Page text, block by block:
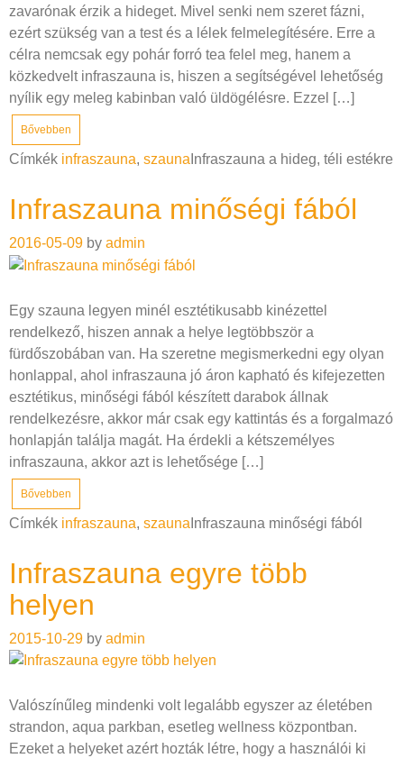
zavarónak érzik a hideget. Mivel senki nem szeret fázni,
ezért szükség van a test és a lélek felmelegítésére. Erre a
célra nemcsak egy pohár forró tea felel meg, hanem a
közkedvelt infraszauna is, hiszen a segítségével lehetőség
nyílik egy meleg kabinban való üldögélésre. Ezzel […]
Bővebben
Címkék infraszauna, szauna Infraszauna a hideg, téli estékre
Infraszauna minőségi fából
2016-05-09 by admin
Egy szauna legyen minél esztétikusabb kinézettel
rendelkező, hiszen annak a helye legtöbbször a
fürdőszobában van. Ha szeretne megismerkedni egy olyan
honlappal, ahol infraszauna jó áron kapható és kifejezetten
esztétikus, minőségi fából készített darabok állnak
rendelkezésre, akkor már csak egy kattintás és a forgalmazó
honlapján találja magát. Ha érdekli a kétszemélyes
infraszauna, akkor azt is lehetősége […]
Bővebben
Címkék infraszauna, szauna Infraszauna minőségi fából
Infraszauna egyre több
helyen
2015-10-29 by admin
Valószínűleg mindenki volt legalább egyszer az életében
strandon, aqua parkban, esetleg wellness központban.
Ezeket a helyeket azért hozták létre, hogy a használói ki